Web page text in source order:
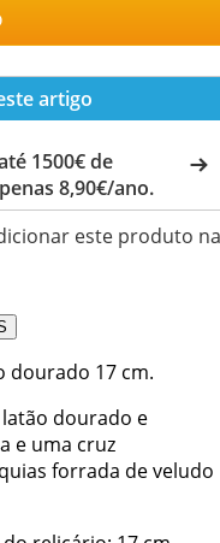
artigo
1500€ de
8,90€/ano.
este produto na
dourado 17 cm.
dourado e
e uma cruz
forrada de veludo